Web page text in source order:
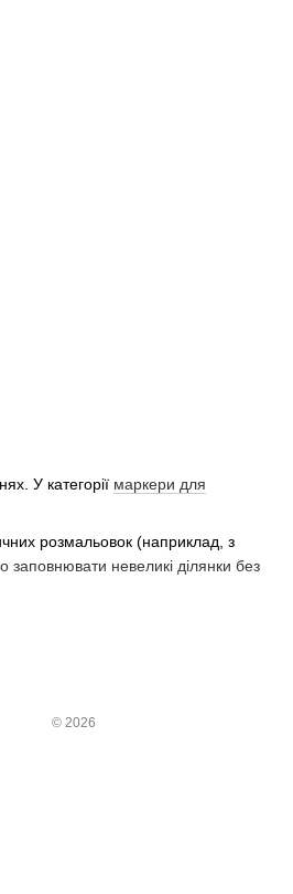
У категорії маркери для
розмальовок (наприклад, з
невеликі ділянки без
© 2026